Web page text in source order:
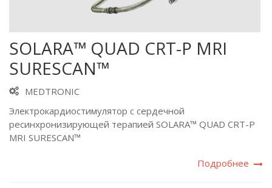
SOLARA™ QUAD CRT-P MRI
SURESCAN™
MEDTRONIC
Электрокардиостимулятор с сердечной
ресинхронизирующей терапией SOLARA™ QUAD CRT-P
MRI SURESCAN™
Подробнее